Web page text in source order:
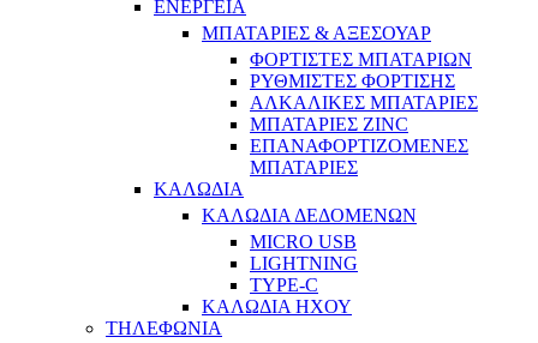
ΕΝΕΡΓΕΙΑ
ΜΠΑΤΑΡΙΕΣ & ΑΞΕΣΟΥΑΡ
ΦΟΡΤΙΣΤΕΣ ΜΠΑΤΑΡΙΩΝ
ΡΥΘΜΙΣΤΕΣ ΦΟΡΤΙΣΗΣ
ΑΛΚΑΛΙΚΕΣ ΜΠΑΤΑΡΙΕΣ
ΜΠΑΤΑΡΙΕΣ ZINC
ΕΠΑΝΑΦΟΡΤΙΖΟΜΕΝΕΣ
ΜΠΑΤΑΡΙΕΣ
ΚΑΛΩΔΙΑ
ΚΑΛΩΔΙΑ ΔΕΔΟΜΕΝΩΝ
MICRO USB
LIGHTNING
TYPE-C
ΚΑΛΩΔΙΑ ΗΧΟΥ
ΤΗΛΕΦΩΝΙΑ